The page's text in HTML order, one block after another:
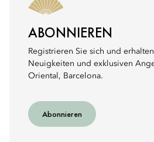
ABONNIEREN
Registrieren Sie sich und
Neuigkeiten und exklusiven
Oriental, Barcelona.
Abonnieren